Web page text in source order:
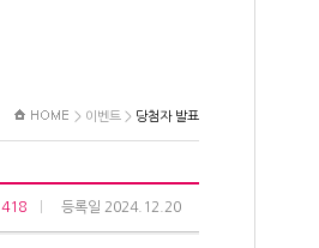
> 이벤트> 당첨자 발표
418 등록일 2024.12.20